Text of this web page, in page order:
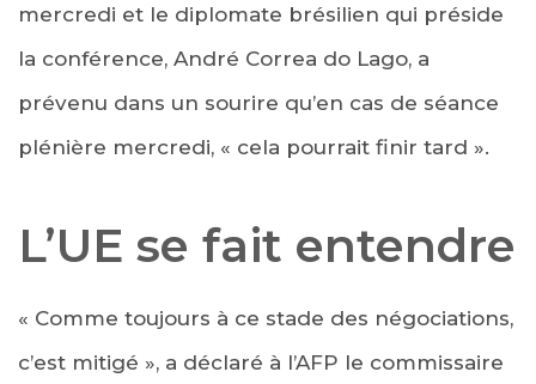
mercredi et le diplomate brésilien qui préside
la conférence, André Correa do Lago, a
prévenu dans un sourire qu’en cas de séance
plénière mercredi, « cela pourrait finir tard ».
L’UE se fait entendre
« Comme toujours à ce stade des négociations,
c’est mitigé », a déclaré à l’AFP le commissaire